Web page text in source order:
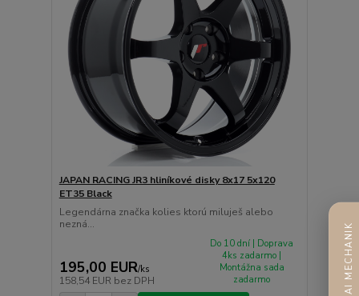
JAPAN RACING JR3 hliníkové disky 8x17 5x120
ET35 Black
Legendárna značka kolies ktorú miluješ alebo
nezná...
195,00 EUR/ks
158,54 EUR bez DPH
Do 10 dní | Doprava
4ks zadarmo |
Montážna sada
zadarmo
AI MECHANIK